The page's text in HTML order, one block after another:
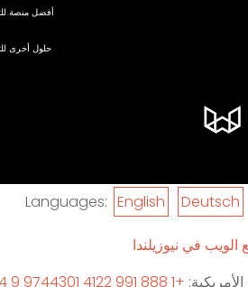
أفضل منصة
حلول أخرى
Languages: English Deutsch
في نيوزيلندا
9 9744301 +1 888 991 4122